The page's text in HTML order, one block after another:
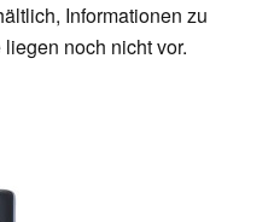
Informationen zu
noch nicht vor.